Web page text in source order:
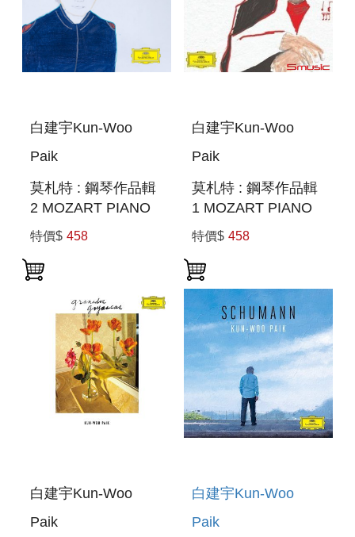
白建宇Kun-Woo
Paik
莫札特 : 鋼琴作品輯
2 MOZART PIANO
WORKS 2
特價$ 458
白建宇Kun-Woo
Paik
莫札特 : 鋼琴作品輯
1 MOZART PIANO
WORKS 1
特價$ 458
白建宇Kun-Woo
Paik
白建宇Kun-Woo
Paik